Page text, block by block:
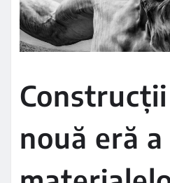
Construcții
nouă eră a